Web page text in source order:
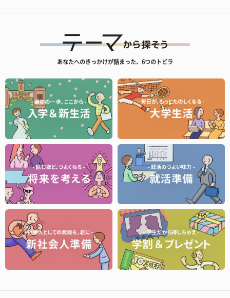
あなたへのきっかけが詰まった、6つのトビラ